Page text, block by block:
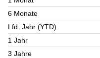
6 Monate
Lfd. Jahr (YTD)
1 Jahr
3 Jahre